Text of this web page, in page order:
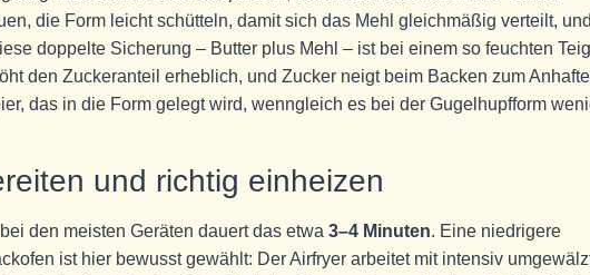
die Form leicht schütteln, damit sich das Mehl gleichmäßig verteilt, und
doppelte Sicherung – Butter plus Mehl – ist bei einem so feuchten Teig
den Zuckeranteil erheblich, und Zucker neigt beim Backen zum
das in die Form gelegt wird, wenngleich es bei der Gugelhupfform
und richtig einheizen
den meisten Geräten dauert das etwa 3–4 Minuten. Eine niedrigere
ist hier bewusst gewählt: Der Airfryer arbeitet mit intensiv